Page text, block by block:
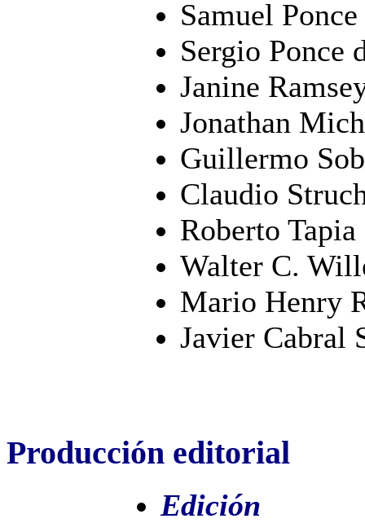
Samuel
Sergio Ponce
Janine
Jonathan
Guillermo
Claudio
Roberto
Walter C.
Mario Henry
Javier Cabral
Producción editorial
Edición